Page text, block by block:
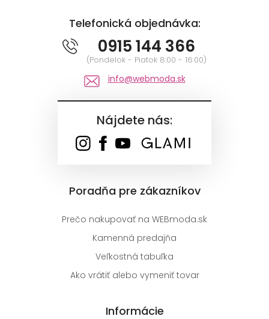
Telefonická objednávka:
0915 144 366
(Pondelok - Piatok 8:00 - 16:00)
info@webmoda.sk
Nájdete nás:
Poradňa pre zákazníkov
Prečo nakupovať na WEBmoda.sk
Kamenná predajňa
Veľkostná tabuľka
Ako vrátiť alebo vymeniť tovar
Informácie